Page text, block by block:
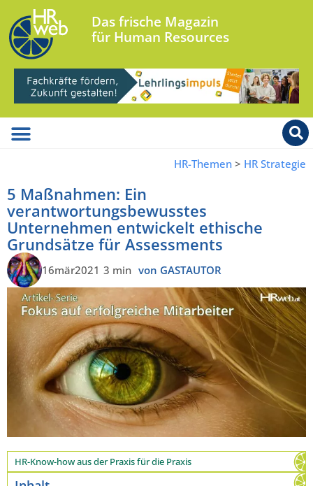
Das frische Magazin
für Human Resources
HR-Themen > HR Strategie
5 Maßnahmen: Ein
verantwortungsbewusstes
Unternehmen entwickelt ethische
Grundsätze für Assessments
16mär2021 3 min von GASTAUTOR
HR-Know-how aus der Praxis für die Praxis